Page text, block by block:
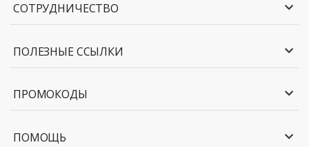
СОТРУДНИЧЕСТВО
ПОЛЕЗНЫЕ ССЫЛКИ
ПРОМОКОДЫ
ПОМОЩЬ